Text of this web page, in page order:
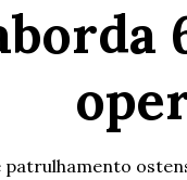
patrulhamento